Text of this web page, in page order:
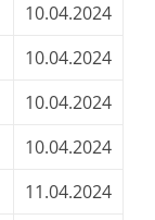
10.04.2024
10.04.2024
10.04.2024
10.04.2024
11.04.2024